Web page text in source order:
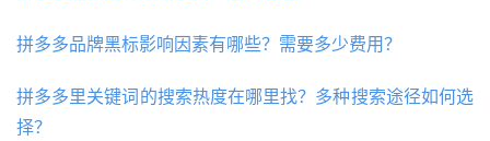
拼多多品牌黑标影响因素有哪些？需要多少费用？
拼多多里关键词的搜索热度在哪里找？多种搜索途径如何选
择？